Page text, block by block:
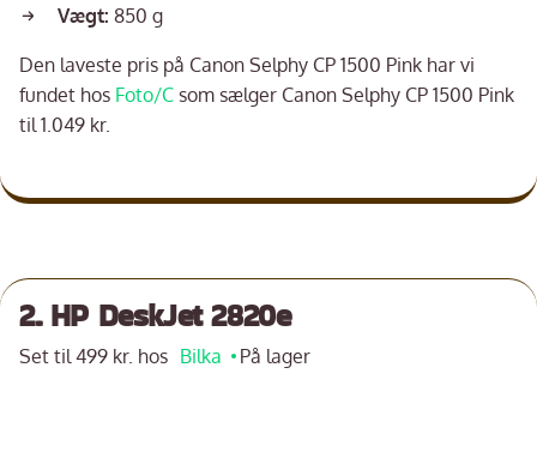
Vægt: 850 g
Den laveste pris på Canon Selphy CP 1500 Pink har vi
fundet hos Foto/C som sælger Canon Selphy CP 1500 Pink
til 1.049 kr.
2. HP DeskJet 2820e
Set til 499 kr. hos Bilka På lager